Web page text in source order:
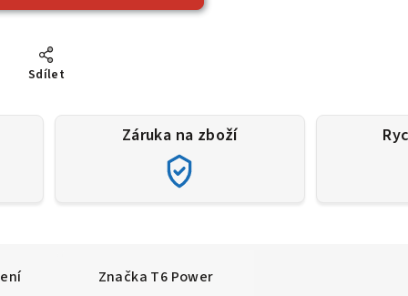
Sdílet
Záruka na zboží
Značka T6 Power